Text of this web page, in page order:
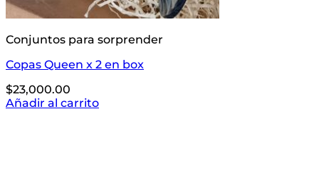
Conjuntos para sorprender
Copas Queen x 2 en box
$23,000.00
Añadir al carrito